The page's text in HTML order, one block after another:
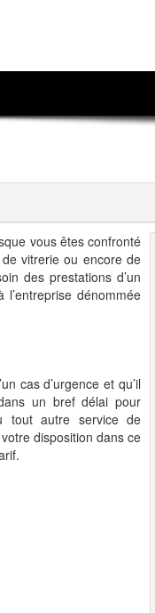
vous êtes confronté
vitrerie ou encore de
des prestations d’un
dénommée
cas d’urgence et qu’il
un bref délai pour
tout autre service de
disposition dans ce